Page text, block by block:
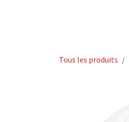
Tous les produits